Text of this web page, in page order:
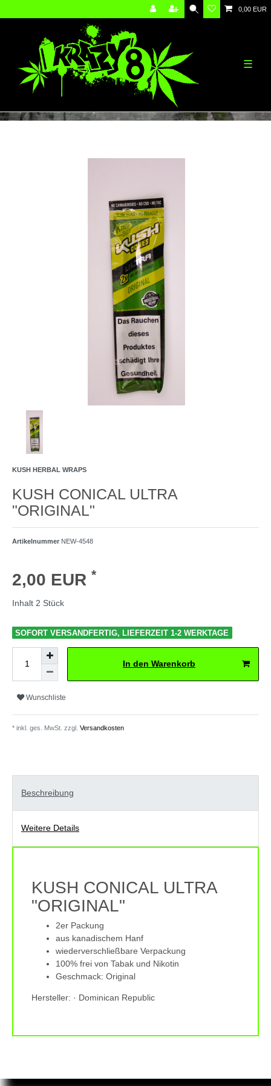
0,00 EUR
☰
KUSH HERBAL WRAPS
KUSH CONICAL ULTRA
"ORIGINAL"
Artikelnummer NEW-4548
2,00 EUR *
Inhalt 2 Stück
SOFORT VERSANDFERTIG, LIEFERZEIT 1-2 WERKTAGE
In den Warenkorb
Wunschliste
* inkl. ges. MwSt. zzgl. Versandkosten
Beschreibung
Weitere Details
KUSH CONICAL ULTRA
"ORIGINAL"
2er Packung
aus kanadischem Hanf
wiederverschließbare Verpackung
100% frei von Tabak und Nikotin
Geschmack: Original
Hersteller: · Dominican Republic